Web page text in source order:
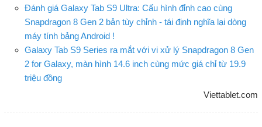
Đánh giá Galaxy Tab S9 Ultra: Cấu hình đỉnh cao cùng
Snapdragon 8 Gen 2 bản tùy chỉnh - tái định nghĩa lại dòng
máy tính bảng Android !
Galaxy Tab S9 Series ra mắt với vi xử lý Snapdragon 8 Gen
2 for Galaxy, màn hình 14.6 inch cùng mức giá chỉ từ 19.9
triệu đồng
Viettablet.com